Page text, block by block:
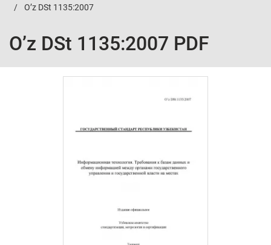
O’z DSt 1135:2007
O’z DSt 1135:2007 PDF